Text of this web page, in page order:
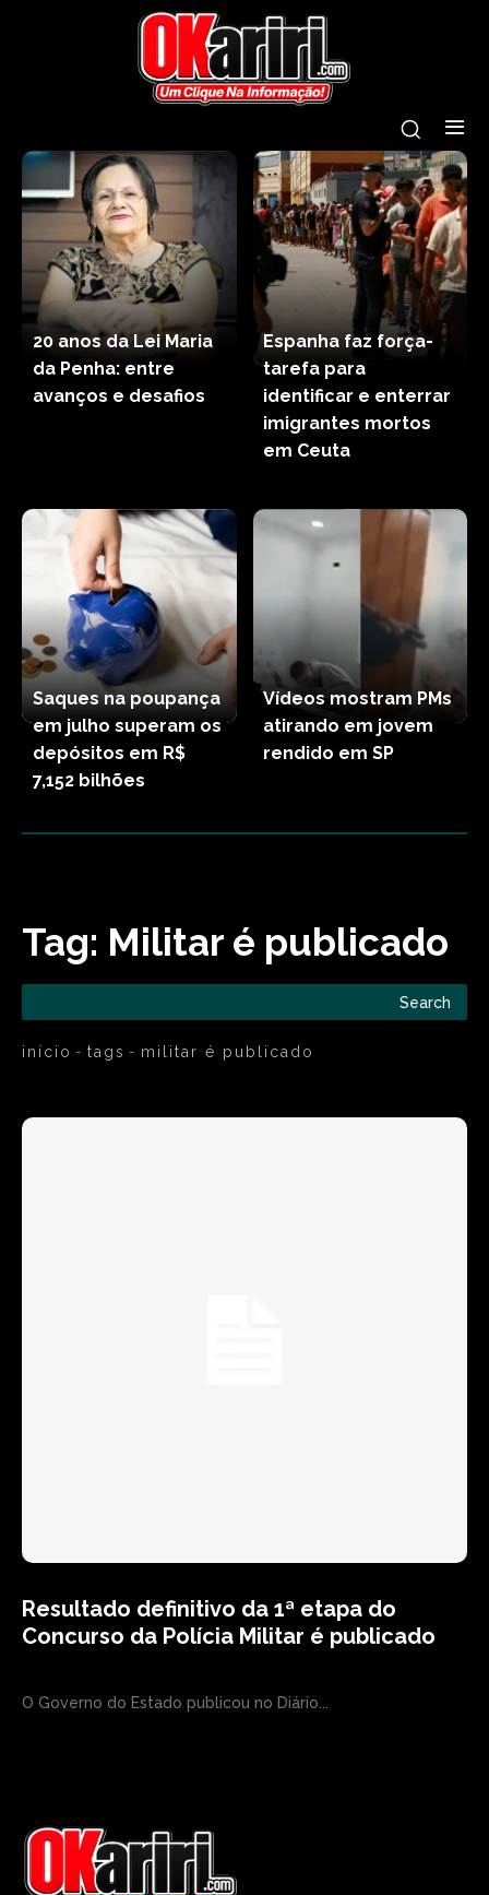
20 anos da Lei Maria
da Penha: entre
avanços e desafios
Espanha faz força-
tarefa para
identificar e enterrar
imigrantes mortos
em Ceuta
Saques na poupança
em julho superam os
depósitos em R$
7,152 bilhões
Vídeos mostram PMs
atirando em jovem
rendido em SP
Tag: Militar é publicado
Search
início tags militar é publicado
Resultado definitivo da 1ª etapa do
Concurso da Polícia Militar é publicado
O Governo do Estado publicou no Diário...